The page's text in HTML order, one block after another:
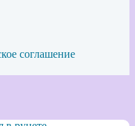
соглашение